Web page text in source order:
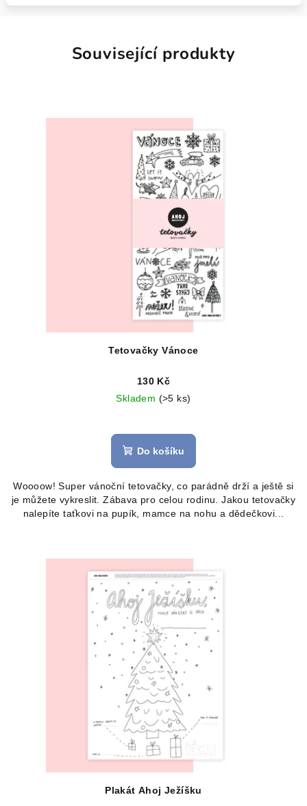
Související produkty
Tetovačky Vánoce
130 Kč
Skladem (>5 ks)
Do košíku
Woooow! Super vánoční tetovačky, co parádně drží a ještě si
je můžete vykreslit. Zábava pro celou rodinu. Jakou tetovačky
nalepíte taťkovi na pupík, mamce na nohu a dědečkovi...
Plakát Ahoj Ježíšku